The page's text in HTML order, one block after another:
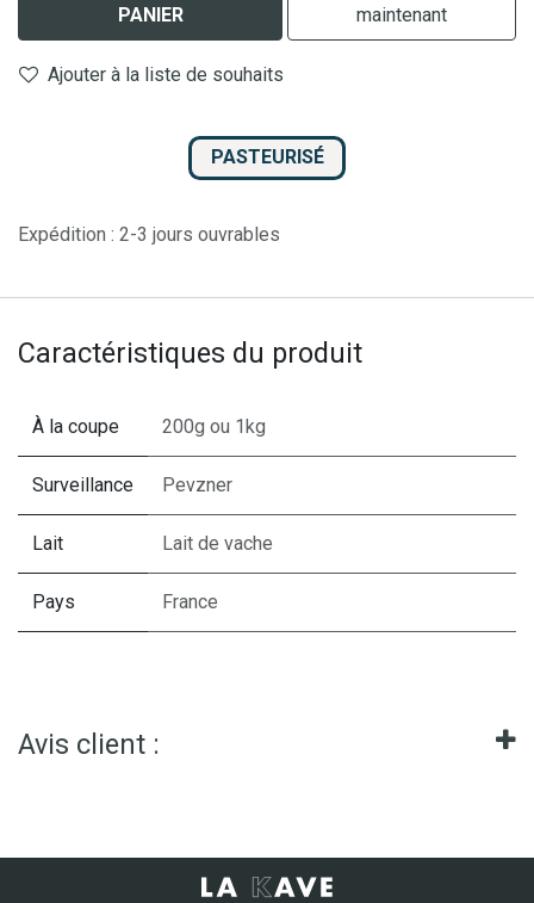
PANIER
maintenant
Ajouter à la liste de souhaits
PASTEURISÉ
Expédition : 2-3 jours ouvrables
Caractéristiques du produit
À la coupe 200g ou 1kg
Surveillance Pevzner
Lait Lait de vache
Pays France
Avis client :